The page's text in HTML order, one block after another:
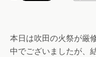
本日は吹田の火祭が厳
中でございましたが、